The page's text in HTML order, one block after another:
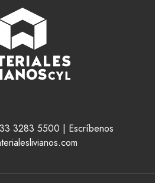
3283 5500 | Escríbenos